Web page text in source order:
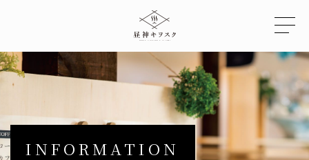
INFORMATION